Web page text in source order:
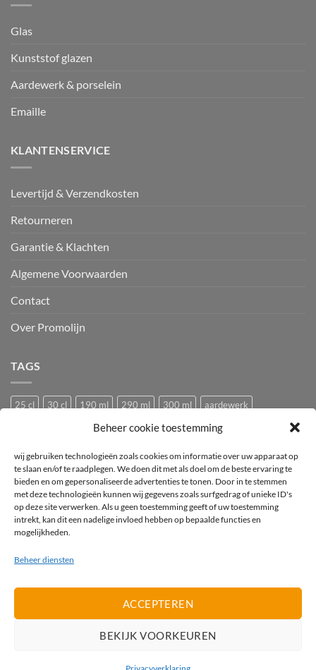
Beheer cookie toestemming
wij gebruiken technologieën zoals cookies om informatie over uw apparaat op
te slaan en/of te raadplegen. We doen dit met als doel om de beste ervaring te
bieden en om gepersonaliseerde advertenties te tonen. Door in te stemmen
met deze technologieën kunnen wij gegevens zoals surfgedrag of unieke ID's
op deze site verwerken. Als u geen toestemming geeft of uw toestemming
intrekt, kan dit een nadelige invloed hebben op bepaalde functies en
mogelijkheden.
Beheer diensten
ACCEPTEREN
BEKIJK VOORKEUREN
Glas
Kunststof glazen
Aardewerk & porselein
Emaille
KLANTENSERVICE
Levertijd & Verzendkosten
Retourneren
Garantie & Klachten
Algemene Voorwaarden
Contact
Over Promolijn
TAGS
25 cl 30 cl 190 ml 290 ml 300 ml
aardewerk
Bedrukking bedrukt Bedrukt wijnglas
bier
bierglas Camping glazen Caravan glazen
Festival glas
haan hen Horeca wijnglas Kip
Kunststof
logo
mok mus Pasabahce pluimvee porselein
Proefglas
proefglazen
Recyclebaar rode wijnglas
Royal Leerdam
Stapelbaar
vogel
vogeltje